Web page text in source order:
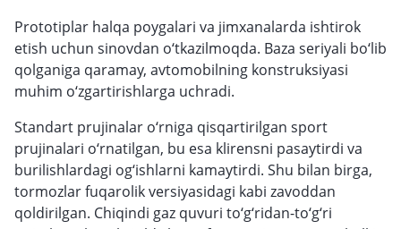
Prototiplar halqa poygalari va jimxanalarda ishtirok
etish uchun sinovdan o‘tkazilmoqda. Baza seriyali bo‘lib
qolganiga qaramay, avtomobilning konstruksiyasi
muhim o‘zgartirishlarga uchradi.
Standart prujinalar o‘rniga qisqartirilgan sport
prujinalari o‘rnatilgan, bu esa klirensni pasaytirdi va
burilishlardagi og‘ishlarni kamaytirdi. Shu bilan birga,
tormozlar fuqarolik versiyasidagi kabi zavoddan
qoldirilgan. Chiqindi gaz quvuri to‘g‘ridan-to‘g‘ri